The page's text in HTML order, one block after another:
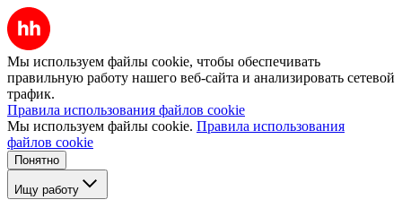
Мы используем файлы cookie, чтобы обеспечивать
правильную работу нашего веб-сайта и анализировать сетевой
трафик.
Правила использования файлов cookie
Мы используем файлы cookie. Правила использования
файлов cookie
Понятно
Ищу работу